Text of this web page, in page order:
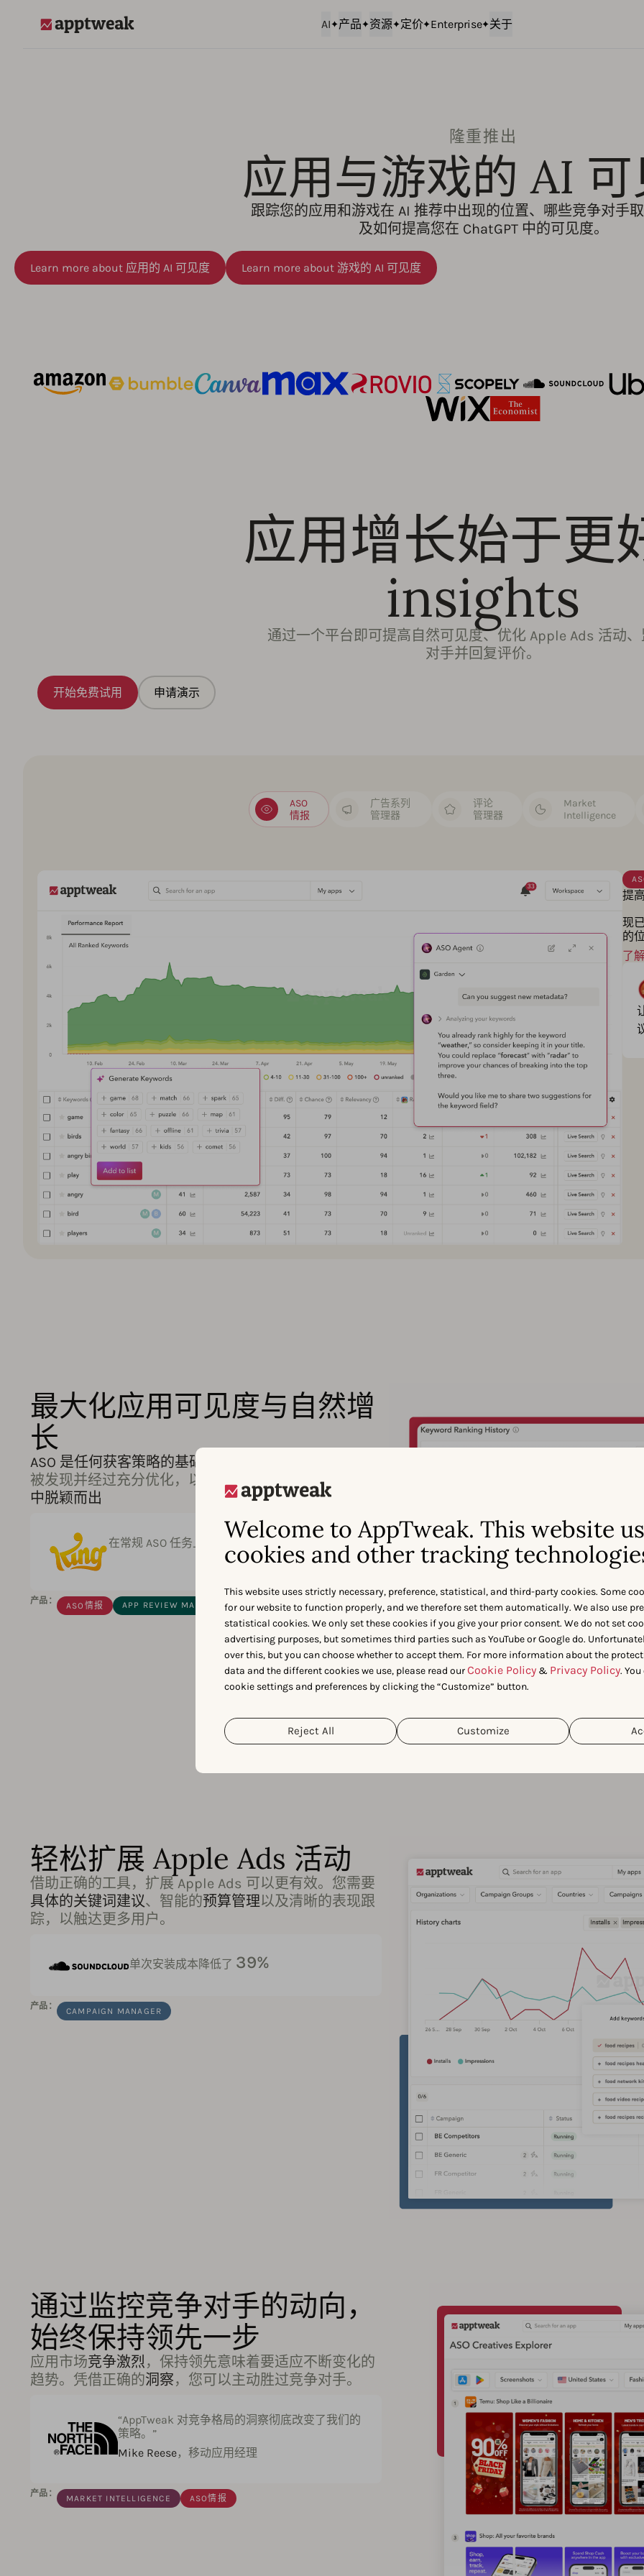
Welcome to AppTweak. This website
cookies and other tracking
This website uses strictly necessary, preference, statistical, and third-party cookies. Some
for our website to function properly, and we therefore set them automatically. We also use
statistical cookies. We only set these cookies if you give your prior consent. We do not set
advertising purposes, but sometimes third parties such as YouTube or Google do.
over this, but you can choose whether to accept them. For more information about the
data and the different cookies we use, please read ourCookie Policy & Privacy Policy.
cookie settings and preferences by clicking the “Customize” button.
Reject All Customize
AI 产品 资源 定价 Enterprise 关于
隆重推出
应用与游戏的 AI
跟踪您的应用和游戏在 AI 推荐中出现的位置、哪些竞争对手
及如何提高您在 ChatGPT 中的可见度。
Learn more about 应用的 AI 可见度 Learn more about 游戏的 AI 可见度
应用增长始于更
insights
通过一个平台即可提高自然可见度、优化 Apple Ads 活动
对手并回复评价。
开始免费试用 申请演示
ASO
情报
广告系列
管理器
评论
管理器
Market
Intelligence
提
现
的
了
最大化应用可见度与自然增
长
ASO 是任何获客策略的基础
被发现并经过充分优化，以增加下载量并在
拥挤的市场
中脱颖而出
在常规 ASO 任务上节省了 62% 的时间
产品： ASO情报 APP REVIEW MANAGEMENT
轻松扩展 Apple Ads 活动
借助正确的工具，扩展 Apple Ads 可以更有效。您需要
具体的关键词建议、智能的预算管理以及清晰的表现跟
踪，以触达更多用户。
单次安装成本降低了 39%
产品： CAMPAIGN MANAGER
通过监控竞争对手的动向，
始终保持领先一步
应用市场竞争激烈，保持领先意味着要适应不断变化的
趋势。凭借正确的洞察，您可以主动胜过竞争对手。
“AppTweak 对竞争格局的洞察彻底改变了我们的
策略。”
Mike Reese，移动应用经理
产品： MARKET INTELLIGENCE ASO情报